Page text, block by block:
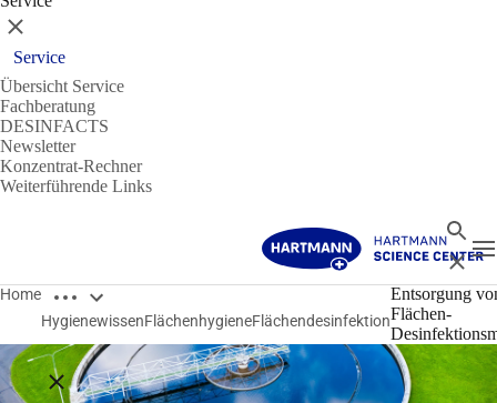
Schließen
Service
Übersicht Service
Fachberatung
DESINFACTS
Newsletter
Konzentrat-Rechner
Weiterführende Links
Suche
Home Breadcrumbs öffnen
Breadcrumbs schließen
HygienewissenFlächenhygieneFlächendesinfektion
Entsorgung
Flächen-